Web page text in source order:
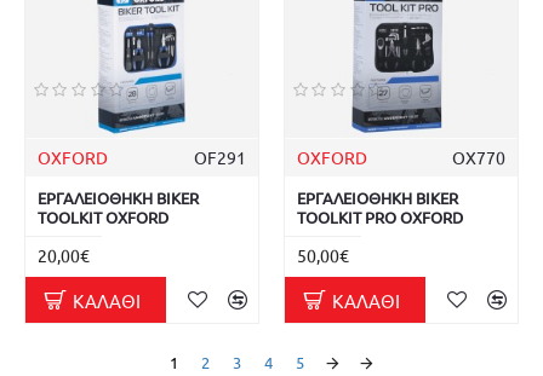
OXFORD OF291
ΕΡΓΑΛΕΙΟΘΗΚΗ BIKER
TOOLKIT OXFORD
20,00€
ΚΑΛΆΘΙ
OXFORD OX770
ΕΡΓΑΛΕΙΟΘΗΚΗ BIKER
TOOLKIT PRO OXFORD
50,00€
ΚΑΛΆΘΙ
1 2 3 4
5